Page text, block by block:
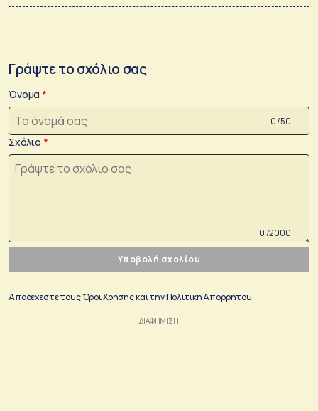
Γράψτε το σχόλιο σας
Όνομα
0 /50
Σχόλιο
0 /2000
Υποβολή σχολίου
Αποδέχεστε τουςΌροι Χρήσηςκαι τηνΠολιτικη Απορρήτου